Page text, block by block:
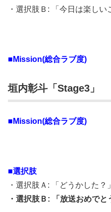
・選択肢Ｂ: 「今日は楽しい
■Mission(総合ラブ度)
垣内彰斗「Stage3」
■Mission(総合ラブ度)
■選択肢
・選択肢Ａ: 「どうかした？」
・選択肢Ｂ: 「放送おめで